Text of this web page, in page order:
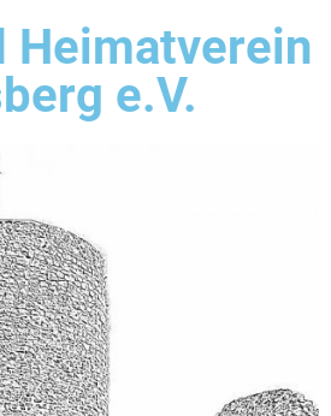
Heimatverein
e.V.